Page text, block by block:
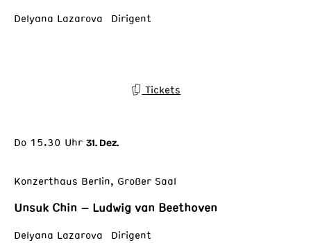
Delyana Lazarova Dirigent
Tickets
Do 15.30 Uhr 31. Dez.
Konzerthaus Berlin, Großer Saal
Unsuk Chin – Ludwig van Beethoven
Delyana Lazarova Dirigent